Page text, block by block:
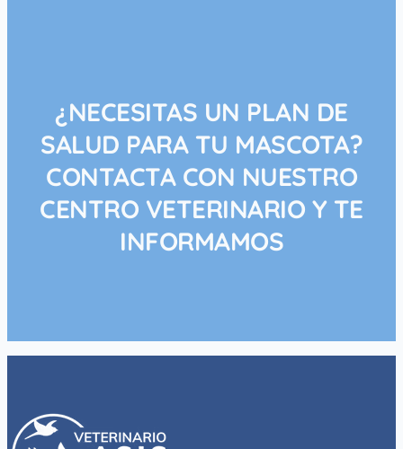
¿NECESITAS UN PLAN DE
SALUD PARA TU MASCOTA?
CONTACTA CON NUESTRO
CENTRO VETERINARIO Y TE
INFORMAMOS